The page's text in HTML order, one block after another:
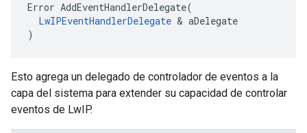
Error AddEventHandlerDelegate(
LwIPEventHandlerDelegate & aDelegate
)
Esto agrega un delegado de controlador de eventos a la
capa del sistema para extender su capacidad de controlar
eventos de LwIP.